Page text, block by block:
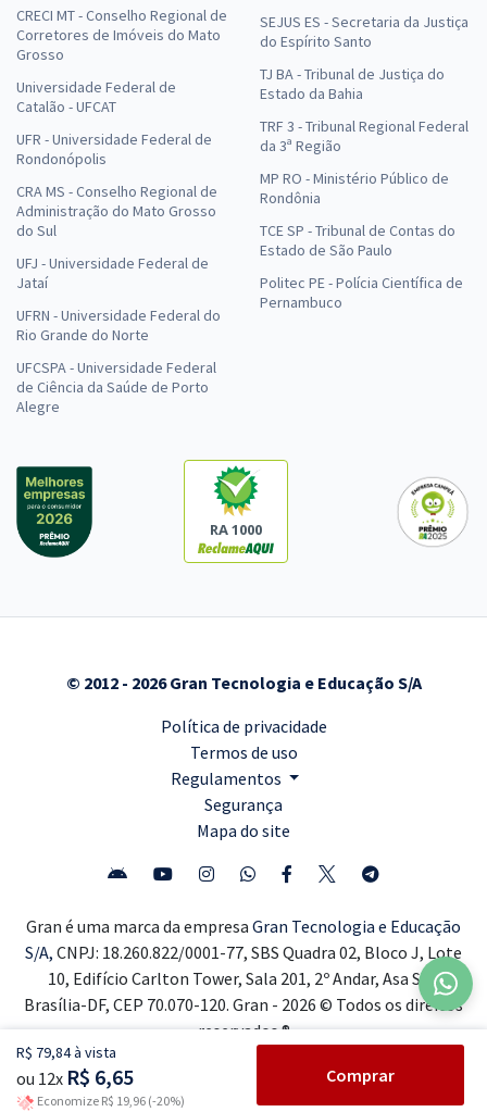
R$ 79,84 à vista
ou 12x R$ 6,65
Economize R$ 19,96 (-20%)
Comprar
CRECI MT - Conselho Regional de
Corretores de Imóveis do Mato
Grosso
Universidade Federal de
Catalão - UFCAT
UFR - Universidade Federal de
Rondonópolis
CRA MS - Conselho Regional de
Administração do Mato Grosso
do Sul
UFJ - Universidade Federal de
Jataí
UFRN - Universidade Federal do
Rio Grande do Norte
UFCSPA - Universidade Federal
de Ciência da Saúde de Porto
Alegre
SEJUS ES - Secretaria da Justiça
do Espírito Santo
TJ BA - Tribunal de Justiça do
Estado da Bahia
TRF 3 - Tribunal Regional Federal
da 3ª Região
MP RO - Ministério Público de
Rondônia
TCE SP - Tribunal de Contas do
Estado de São Paulo
Politec PE - Polícia Científica de
Pernambuco
RA 1000
© 2012 - 2026 Gran Tecnologia e Educação S/A
Política de privacidade
Termos de uso
Regulamentos
Segurança
Mapa do site
Gran é uma marca da empresa Gran Tecnologia e Educação
S/A, CNPJ: 18.260.822/0001-77, SBS Quadra 02, Bloco J, Lote
10, Edifício Carlton Tower, Sala 201, 2º Andar, Asa Sul,
Brasília-DF, CEP 70.070-120. Gran - 2026 © Todos os direitos
reservados ®